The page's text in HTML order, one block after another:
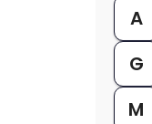
A
G
M